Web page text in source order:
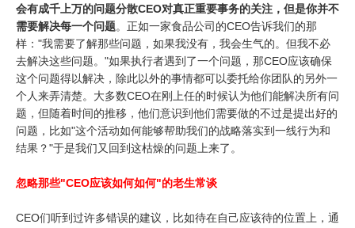
会有成千上万的问题分散CEO对真正重要事务的关注，但是你并不
需要解决每一个问题。正如一家食品公司的CEO告诉我们的那
样："我需要了解那些问题，如果我没有，我会生气的。但我不必
去解决这些问题。"如果执行者遇到了一个问题，那CEO应该确保
这个问题得以解决，除此以外的事情都可以委托给你团队的另外一
个人来弄清楚。大多数CEO在刚上任的时候认为他们能解决所有问
题，但随着时间的推移，他们意识到他们需要做的不过是提出好的
问题，比如"这个活动如何能够帮助我们的战略落实到一线行为和
结果？"于是我们又回到这枯燥的问题上来了。
忽略那些"CEO应该如何如何"的老生常谈
CEO们听到过许多错误的建议，比如待在自己应该待的位置上，通